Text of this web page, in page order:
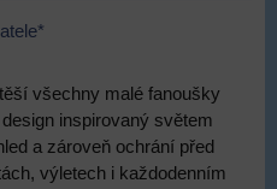
všechny malé fanoušky
inspirovaný světem
a zároveň ochrání před
výletech i každodenním